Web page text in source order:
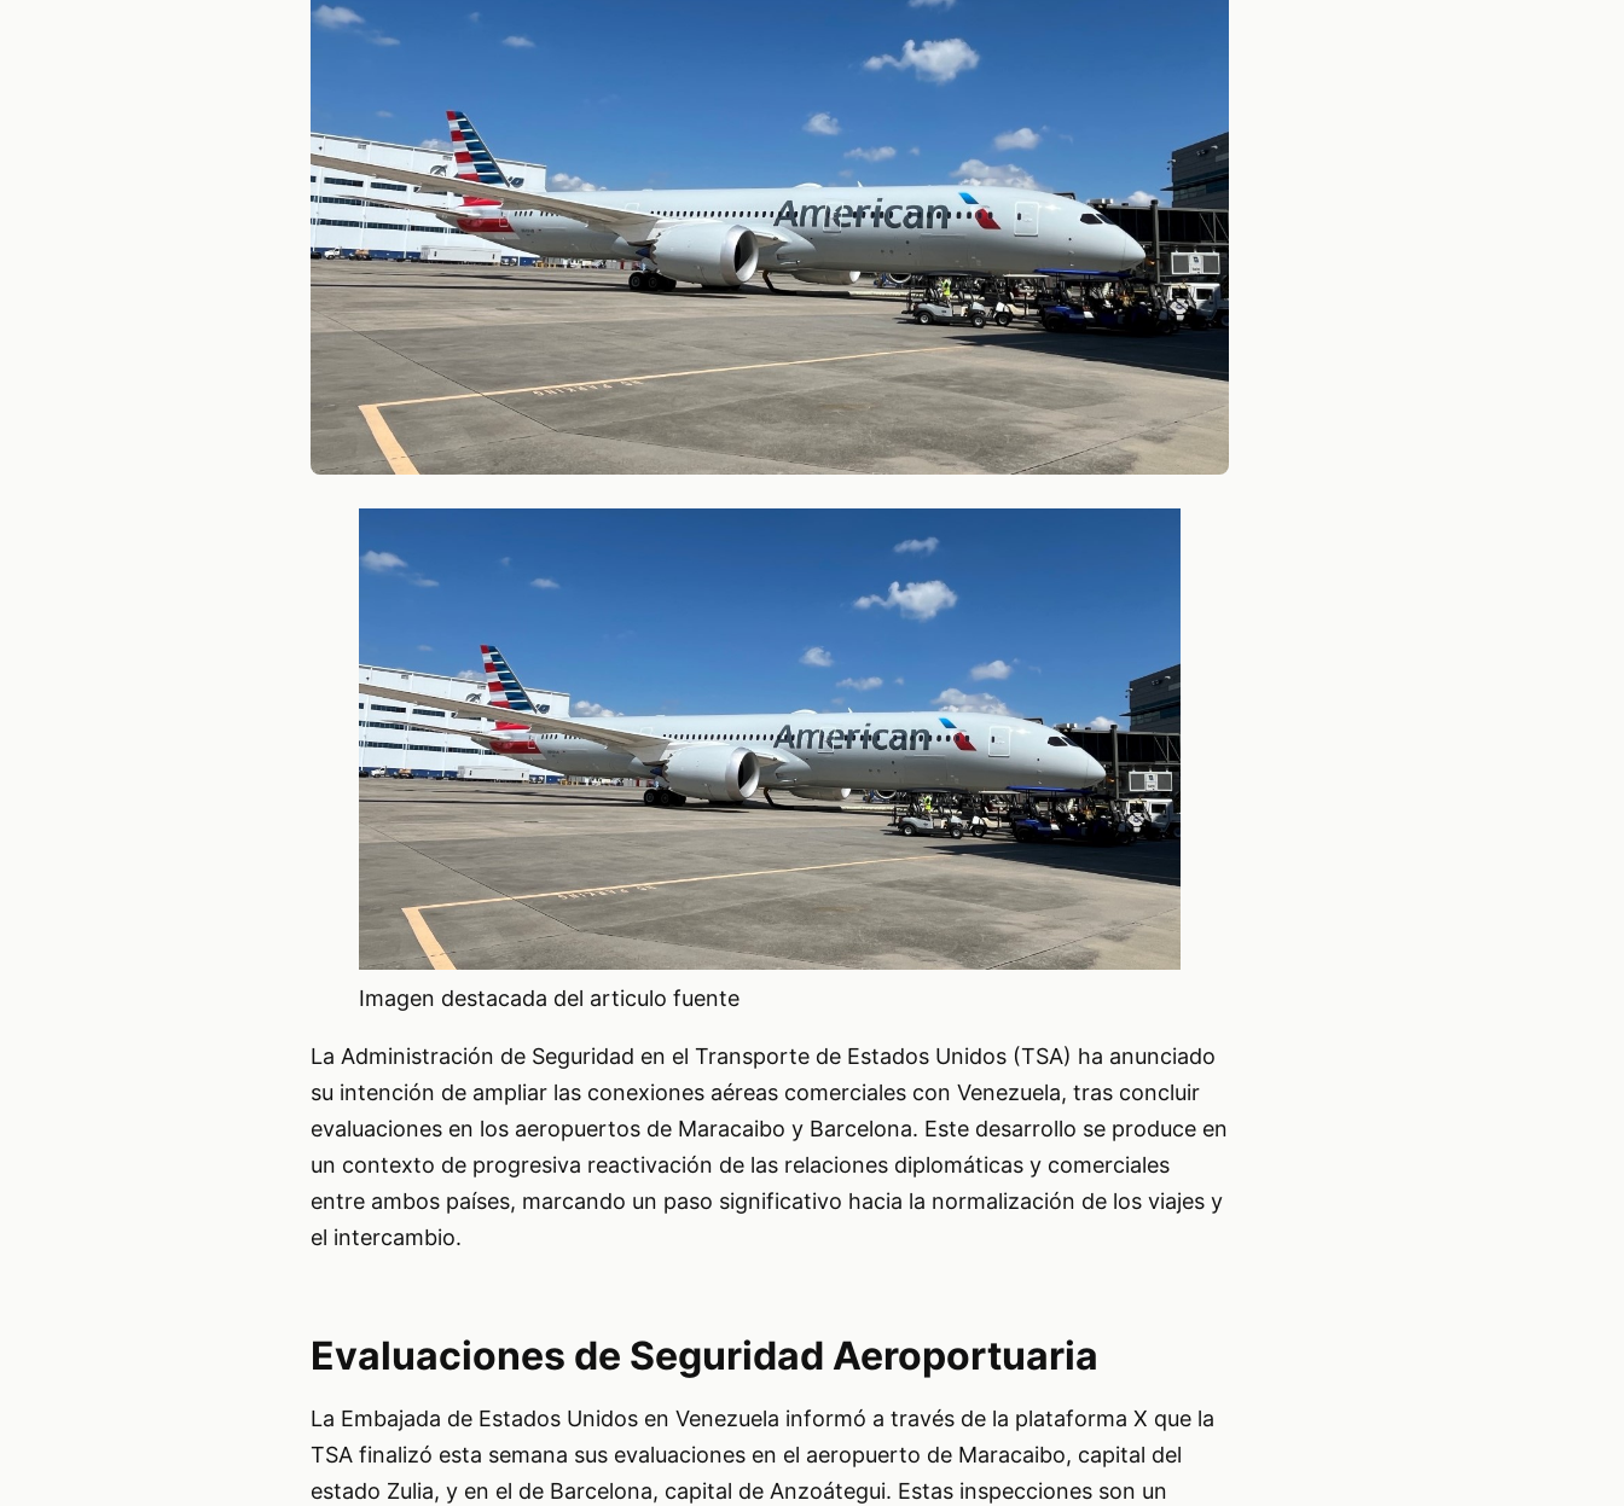
Imagen destacada del articulo fuente
La Administración de Seguridad en el Transporte de Estados Unidos (TSA) ha anunciado
su intención de ampliar las conexiones aéreas comerciales con Venezuela, tras concluir
evaluaciones en los aeropuertos de Maracaibo y Barcelona. Este desarrollo se produce en
un contexto de progresiva reactivación de las relaciones diplomáticas y comerciales
entre ambos países, marcando un paso significativo hacia la normalización de los viajes y
el intercambio.
Evaluaciones de Seguridad Aeroportuaria
La Embajada de Estados Unidos en Venezuela informó a través de la plataforma X que la
TSA finalizó esta semana sus evaluaciones en el aeropuerto de Maracaibo, capital del
estado Zulia, y en el de Barcelona, capital de Anzoátegui. Estas inspecciones son un